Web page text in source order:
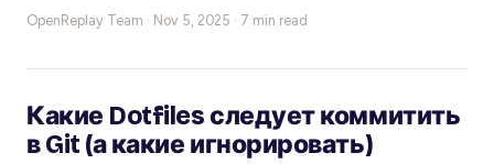
OpenReplay Team · Nov 5, 2025 · 7 min read
Какие Dotfiles следует коммитить
в Git (а какие игнорировать)